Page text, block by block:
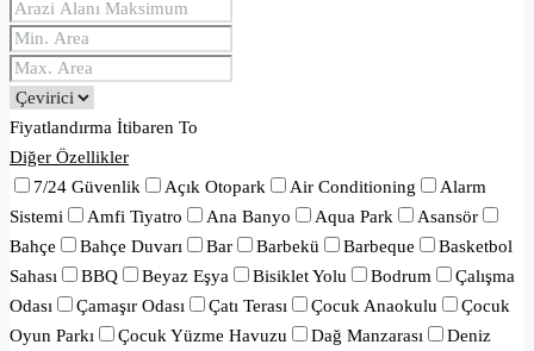
Fiyatlandırma İtibaren To
Diğer Özellikler
7/24 Güvenlik
Açık Otopark Air Conditioning
Alarm
Sistemi
Amfi Tiyatro Ana Banyo Aqua Park
Asansör
Bahçe
Bahçe Duvarı Bar Barbekü Barbeque
Basketbol
Sahası
BBQ Beyaz Eşya Bisiklet Yolu Bodrum
Çalışma
Odası
Çamaşır Odası Çatı Terası Çocuk Anaokulu
Çocuk
Oyun Parkı
Çocuk Yüzme Havuzu Dağ Manzarası
Deniz